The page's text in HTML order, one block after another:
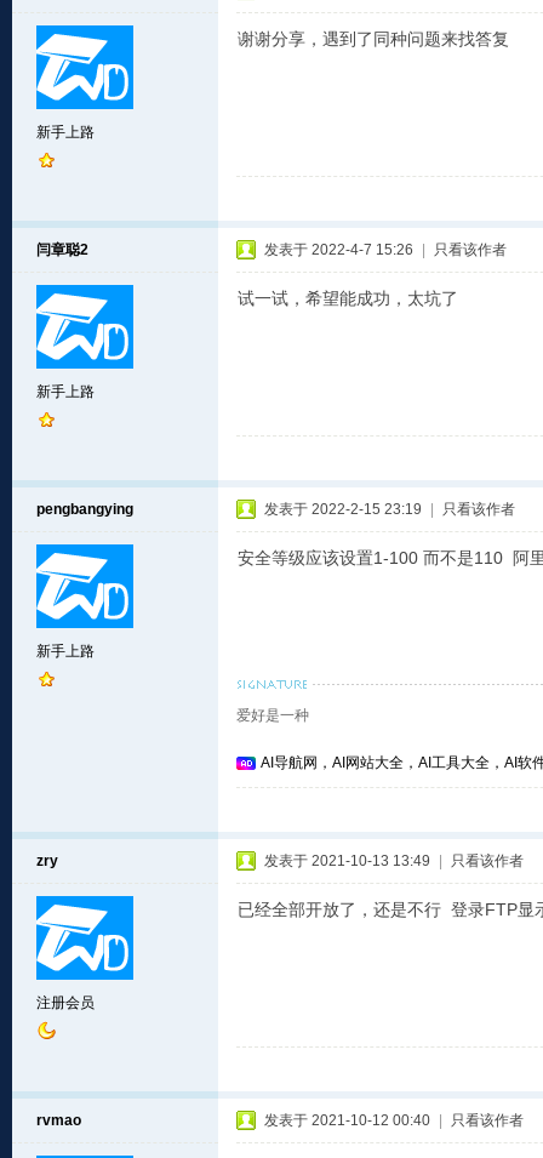
新手上路
谢谢分享，遇到了同种问题来找答复
闫章聪2
新手上路
发表于 2022-4-7 15:26 只看该作者
试一试，希望能成功，太坑了
pengbangying
新手上路
发表于 2022-2-15 23:19 只看该作者
安全等级应该设置1-100 而不是110 阿
爱好是一种
AI导航网，AI网站大全，AI工具大全，AI软
zry
注册会员
发表于 2021-10-13 13:49 只看该作者
已经全部开放了，还是不行 登录FTP显
rvmao 发表于 2021-10-12 00:40 只看该作者